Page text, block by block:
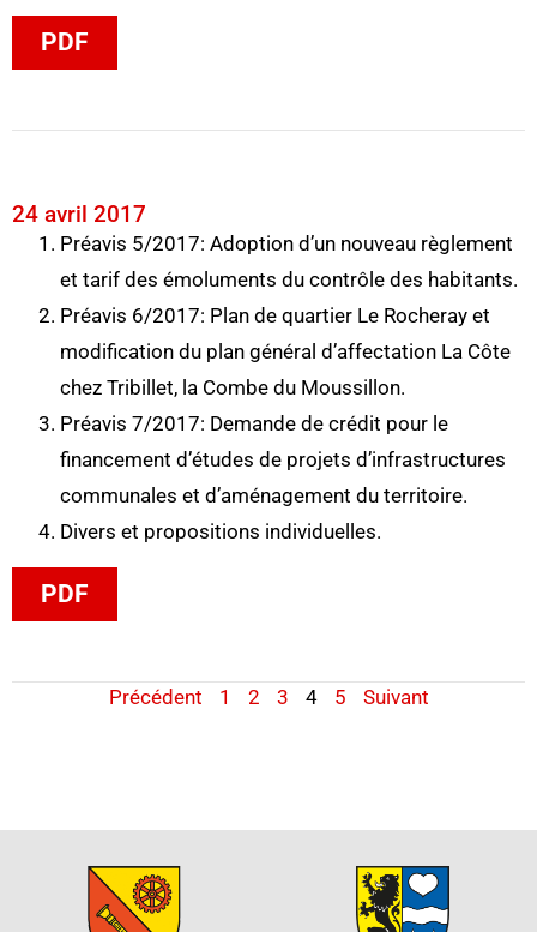
PDF
24 avril 2017
Préavis 5/2017: Adoption d’un nouveau règlement
et tarif des émoluments du contrôle des habitants.
Préavis 6/2017: Plan de quartier Le Rocheray et
modification du plan général d’affectation La Côte
chez Tribillet, la Combe du Moussillon.
Préavis 7/2017: Demande de crédit pour le
financement d’études de projets d’infrastructures
communales et d’aménagement du territoire.
Divers et propositions individuelles.
PDF
Précédent 1 2 3 4 5 Suivant